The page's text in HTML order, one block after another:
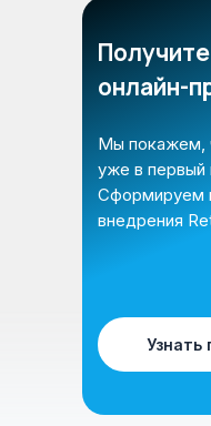
онлайн-
Узнать
Мы покажем,
уже в первый
Сформируем
внедрения